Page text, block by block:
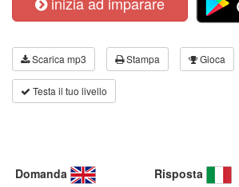
Scarica mp3 Stampa Gioca
Testa il tuo livello
Domanda Risposta